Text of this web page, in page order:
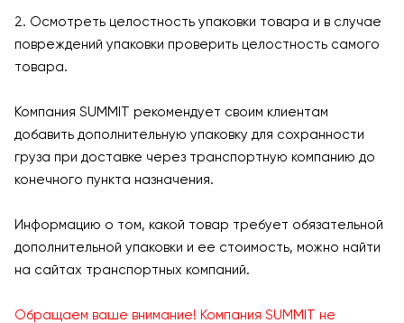
2. Осмотреть целостность упаковки товара и в случае
повреждений упаковки проверить целостность самого
товара.
Компания SUMMIT рекомендует своим клиентам
добавить дополнительную упаковку для сохранности
груза при доставке через транспортную компанию до
конечного пункта назначения.
Информацию о том, какой товар требует обязательной
дополнительной упаковки и ее стоимость, можно найти
на сайтах транспортных компаний.
Обращаем ваше внимание! Компания SUMMIT не